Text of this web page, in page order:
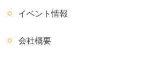
イベント情報
会社概要